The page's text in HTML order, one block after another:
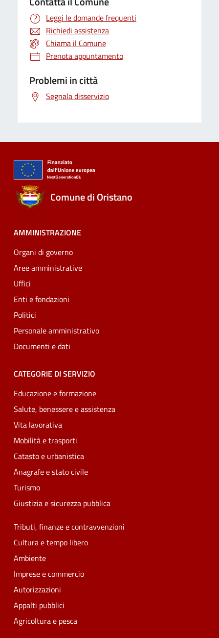
Leggi le domande frequenti
Richiedi assistenza
Chiama il Comune
Prenota appuntamento
Problemi in città
Segnala disservizio
Comune di Oristano
AMMINISTRAZIONE
Organi di governo
Aree amministrative
Uffici
Enti e fondazioni
Politici
Personale amministrativo
Documenti e dati
CATEGORIE DI SERVIZIO
Educazione e formazione
Salute, benessere e assistenza
Vita lavorativa
Mobilità e trasporti
Catasto e urbanistica
Anagrafe e stato civile
Turismo
Giustizia e sicurezza pubblica
Tributi, finanze e contravvenzioni
Cultura e tempo libero
Ambiente
Imprese e commercio
Autorizzazioni
Appalti pubblici
Agricoltura e pesca